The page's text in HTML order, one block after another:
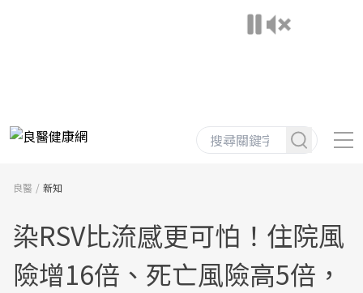
良醫 新知
染RSV比流感更可怕！住院風
險增16倍、死亡風險高5倍，